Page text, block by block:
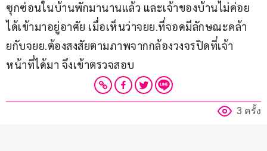
ซุกซ่อนในบ้านพักมานานแล้ว และเจ้าของบ้านไม่ค่อย
ได้เข้ามาอยู่อาศัย เมื่อเห็นว่าจยย.ที่จอดมีลักษณะคล้า
ยกับจยย.ต้องสงสัยตามภาพจากกล้องวงจรปิดที่เจ้า
หน้าที่ได้มา จึงเข้าตรวจสอบ
3 ครั้ง